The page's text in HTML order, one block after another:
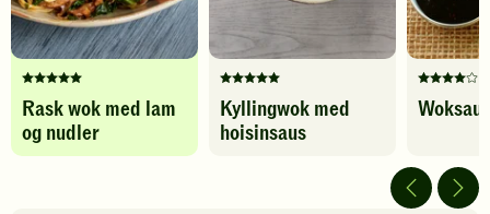
Denne
oppskriften
har
fått
Rask wok med lam
og nudler
Denne
oppskriften
har
Kyllingwok med
hoisinsaus
Denne
4
av